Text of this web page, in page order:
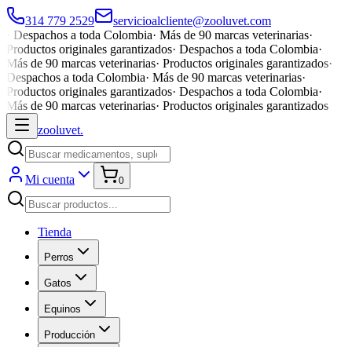
314 779 2529
servicioalcliente@zooluvet.com
Despachos a toda Colombia· Más de 90 marcas veterinarias·
Productos originales garantizados· Despachos a toda Colombia·
Más de 90 marcas veterinarias· Productos originales garantizados·
Despachos a toda Colombia· Más de 90 marcas veterinarias·
Productos originales garantizados· Despachos a toda Colombia·
Más de 90 marcas veterinarias· Productos originales garantizados
zooluvet.
Mi cuenta 0
Tienda
Perros
Gatos
Equinos
Producción